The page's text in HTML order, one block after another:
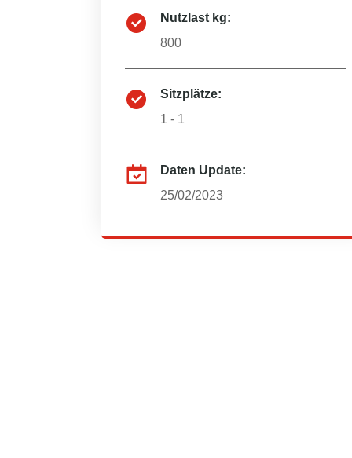
Nutzlast kg:
800
Sitzplätze:
1 - 1
Daten Update:
25/02/2023